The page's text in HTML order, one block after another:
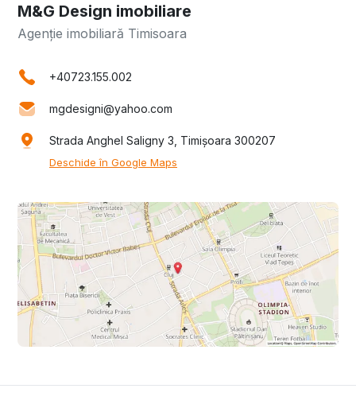
M&G Design imobiliare
Agenție imobiliară Timisoara
+40723.155.002
mgdesigni@yahoo.com
Strada Anghel Saligny 3, Timișoara 300207
Deschide în Google Maps